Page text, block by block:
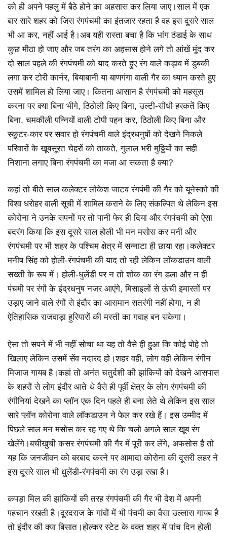
को ही अपने पहलु में बैठे होने का अहसास कर लिया जाए।साल में एक
बार सारे शहर को जिस रंगपंचमी का इंतजार रहता है वह इस दूसरे साल
भी आ कर, नहीं आई है।अब यही रास्ता बचा है कि भांग ठंडाई के साथ
कुछ मीठा हो जाए और जब तरंग का अहसास होने लगे तो आंखें मूंद कर
दो साल पहले की रंगपंचमी को याद करते हुए रंग वाले कड़ाव में डुबकी
लगा कर टोरी कार्नर, बियाबानी या बाणगंगा वाली गैर का ध्यान करते हुए
उसमें शामिल हो लिया जाए। कितना आसान है रंगपंचमी को महसूस
करना पर क्या बिना भीगे, ठिठोली किए बिना, उल्टी-सीधी हरकतें किए
बिना, चमकीली पन्नियों वाली टोपी पहन कर, ठिठोली किए बिना और
स्कूटर-कार पर सवार हो रंगपंचमी वाले इंद्रधनुषों को देखने निकले
परिवारों के खूबसूरत चेहरों को ताकते, गुलाल भरी मुठ्ठियों का सही
निशाना लगाए बिना रंगपंचमी का मजा आ सकता है क्या?
कहां तो बीते साल कलेक्टर लोकेश जाटव रंगपंमी की गैर को यूनेस्को की
विश्व धरोहर वाली सूची में शामिल कराने के लिए संकल्पित थे लेकिन इस
कोरोना ने उनके सपनों पर तो पानी फेर ही दिया और रंगपंचमी को ऐसा
बदरंग किया कि इस दूसरे साल होली भी मन मसोस कर मनी और
रंगपंचमी पर भी शहर के पश्चिम क्षेत्र में सन्नाटा ही छाया रहा।कलेक्टर
मनीष सिंह को होली-रंगपंचमी की याद तो रही लेकिन लॉकडाउन वाली
सख्ती के रूप में। होली-धुलेंडी पर न तो शोक का रंग डला और न ही
पंचमी पर रंगों के इंद्रधनुष नजर आएंगे, मिसाइलों से ऊंची इमारतों पर
उड़ाए जाने वाले रंगों से इंदौर का आसमान सतरंगी नहीं होगा, न ही
ऐतिहासिक राजवाड़ा हुरियारों की मस्ती का गवाह बन सकेगा।
ऐसा तो सपने में भी नहीं सोचा था यह तो वैसे ही हुआ कि कोई पोहे तो
खिलाए लेकिन उसमें सेंव नदारद हो।शहर वही, लोग वही लेकिन रंगीन
मिजाज गायब है।कहां तो अनंत चतुर्दशी की झांकियों को देखने आसपास
के शहरों से लोग इंदौर आते थे वैसे ही पूर्वी क्षेत्र के लोग रंगपंचमी की
रंगीनियां देखने का प्लॉन एक दिन पहले ही बना लेते थे लेकिन इस साल
सारे प्लॉन कोरोना वाले लॉकडाउन ने फेल कर रखे हैं। इस उम्मीद में
पिछले साल मन मसोस कर रह गए थे कि चलो अगले साल खूब रंग
खेलेंगे।बचीखुची कसर रंगपंचमी की गैर में पूरी कर लेंगे, अफसोस है तो
यह कि जनजीवन को बरबाद करने पर आमादा कोरोना की दूसरी लहर ने
इस दूसरे साल भी धुलेंडी-रंगपंचमी का रंग उड़ा रखा है।
कपड़ा मिल की झांकियों की तरह रंगपंचमी की गैर भी देश में अपनी
पहचान रखती है।दूरदराज के गांवों में भी पंचमी का वैसा उल्लास गायब है
तो इंदौर की क्या बिसात।होल्कर स्टेट के वक्त शहर में पांच दिन होली